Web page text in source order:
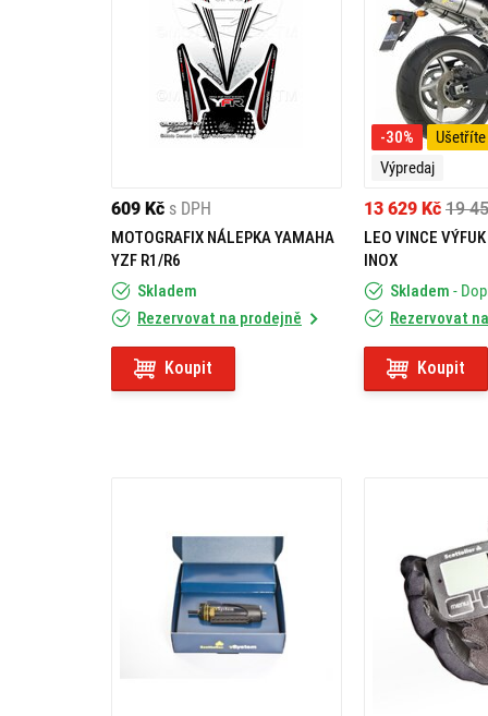
609 Kč s DPH
MOTOGRAFIX NÁLEPKA YAMAHA
YZF R1/R6
Skladem
Rezervovat na prodejně
Koupit
-30%
Výpredaj
19
13 629 Kč
LEO VINCE
INOX
Skladem -
Rezervovat
Koupit